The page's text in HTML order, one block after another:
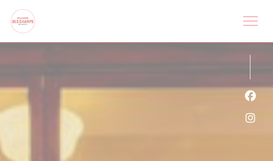
Cookie管理面板